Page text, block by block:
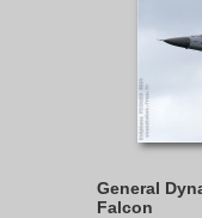
General
Falcon